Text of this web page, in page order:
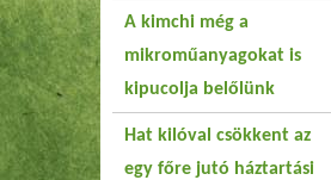
A kimchi még a
mikroműanyagokat is
kipucolja belőlünk
Hat kilóval csökkent az
egy főre jutó háztartási